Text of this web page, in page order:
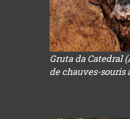
Gruta da Catedral
de chauves-